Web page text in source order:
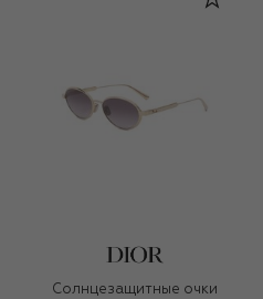
Солнцезащитные очки